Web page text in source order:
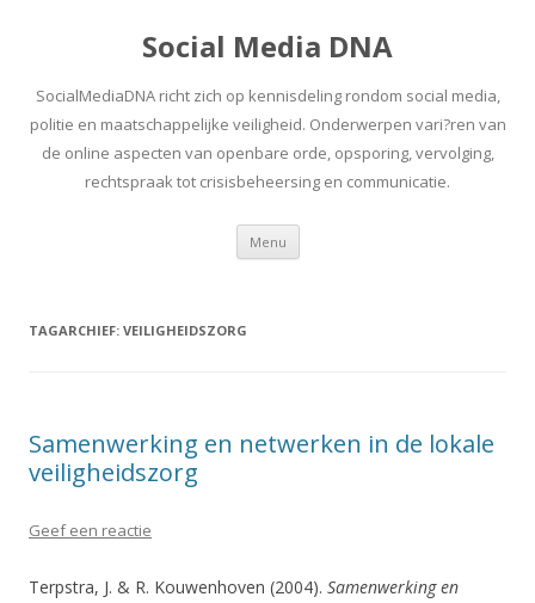
Social Media DNA
SocialMediaDNA richt zich op kennisdeling rondom social media,
politie en maatschappelijke veiligheid. Onderwerpen vari?ren van
de online aspecten van openbare orde, opsporing, vervolging,
rechtspraak tot crisisbeheersing en communicatie.
Menu Spring
inhoud
TAGARCHIEF: VEILIGHEIDSZORG
Samenwerking en netwerken in de lokale
veiligheidszorg
Geef een reactie
Terpstra, J. & R. Kouwenhoven (2004). Samenwerking en